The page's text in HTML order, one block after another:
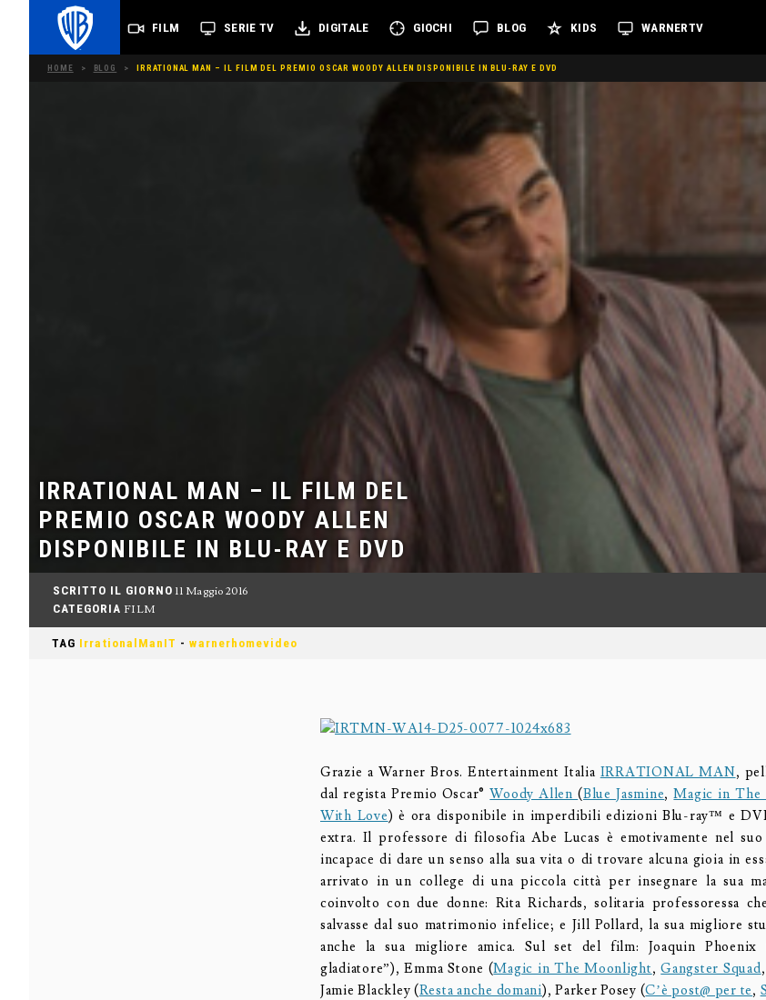
FILM SERIE TV DIGITALE GIOCHI BLOG KIDS WARNERTV
HOME > BLOG > IRRATIONAL MAN – IL FILM DEL PREMIO OSCAR WOODY ALLEN DISPONIBILE IN BLU-RAY E DVD
IRRATIONAL MAN – IL FILM DEL
PREMIO OSCAR WOODY ALLEN
DISPONIBILE IN BLU-RAY E DVD
SCRITTO IL GIORNO 11 Maggio 2016
CATEGORIA FILM
TAG IrrationalManIT -warnerhomevideo
Grazie a Warner Bros. Entertainment Italia IRRATIONAL MAN,
dal regista Premio Oscar®Woody Allen(Blue Jasmine,Magic in The
With Love) è ora disponibile in imperdibili edizioni Blu-ray™ e
extra. Il professore di filosofia Abe Lucas è emotivamente nel suo
incapace di dare un senso alla sua vita o di trovare alcuna gioia in
arrivato in un college di una piccola città per insegnare la sua
coinvolto con due donne: Rita Richards, solitaria professoressa
salvasse dal suo matrimonio infelice; e Jill Pollard, la sua migliore
anche la sua migliore amica. Sul set del film: Joaquin Phoenix
gladiatore”), Emma Stone (Magic in The Moonlight,Gangster Squad
Jamie Blackley (Resta anche domani), Parker Posey (C’è post@ per te,